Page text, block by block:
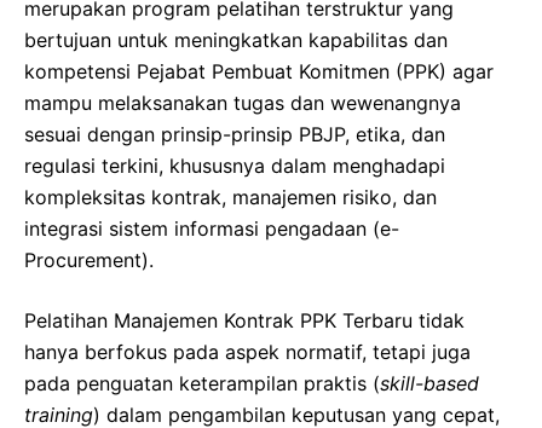
merupakan program pelatihan terstruktur yang
bertujuan untuk meningkatkan kapabilitas dan
kompetensi Pejabat Pembuat Komitmen (PPK) agar
mampu melaksanakan tugas dan wewenangnya
sesuai dengan prinsip-prinsip PBJP, etika, dan
regulasi terkini, khususnya dalam menghadapi
kompleksitas kontrak, manajemen risiko, dan
integrasi sistem informasi pengadaan (e-
Procurement).
Pelatihan Manajemen Kontrak PPK Terbaru tidak
hanya berfokus pada aspek normatif, tetapi juga
pada penguatan keterampilan praktis (skill-based
training) dalam pengambilan keputusan yang cepat,